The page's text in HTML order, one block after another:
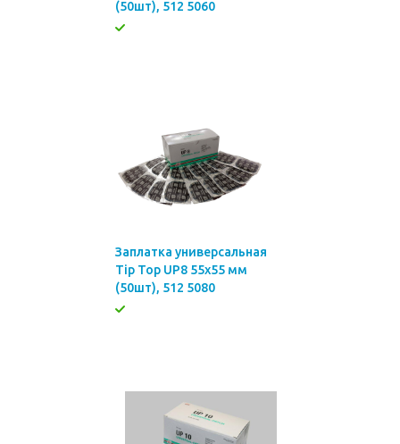
(50шт), 512 5060
Заплатка универсальная
Tip Top UP8 55х55 мм
(50шт), 512 5080